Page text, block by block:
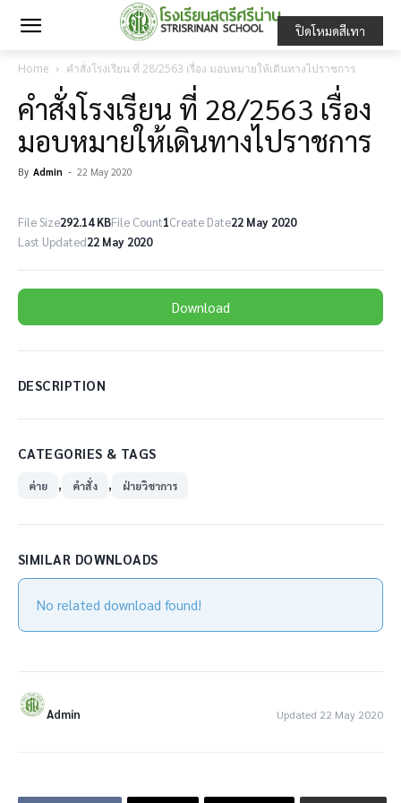
Home คำสั่งโรงเรียน ที่ 28/2563 เรื่อง มอบหมายให้เดินทางไปราชการ
คำสั่งโรงเรียน ที่ 28/2563 เรื่อง
มอบหมายให้เดินทางไปราชการ
By Admin - 22 May 2020
File Size292.14 KBFile Count1Create Date22 May 2020
Last Updated22 May 2020
Download
DESCRIPTION
CATEGORIES & TAGS
ค่าย , คำสั่ง , ฝ่ายวิชาการ
SIMILAR DOWNLOADS
No related download found!
Admin Updated 22 May 2020
ปิดโหมดสีเทา